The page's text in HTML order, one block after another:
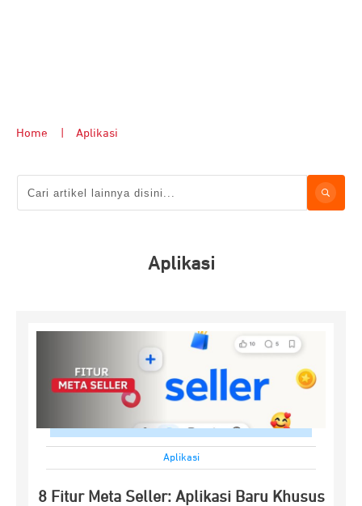
Home Aplikasi
Aplikasi
Aplikasi
8 Fitur Meta Seller: Aplikasi Baru Khusus